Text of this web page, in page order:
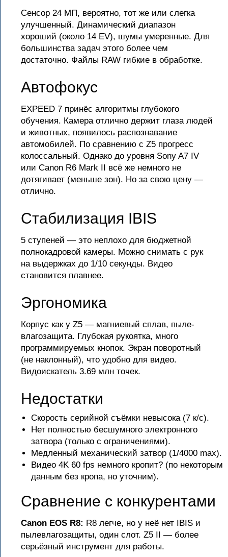
Сенсор 24 МП, вероятно, тот же или слегка
улучшенный. Динамический диапазон
хороший (около 14 EV), шумы умеренные. Для
большинства задач этого более чем
достаточно. Файлы RAW гибкие в обработке.
Автофокус
EXPEED 7 принёс алгоритмы глубокого
обучения. Камера отлично держит глаза людей
и животных, появилось распознавание
автомобилей. По сравнению с Z5 прогресс
колоссальный. Однако до уровня Sony A7 IV
или Canon R6 Mark II всё же немного не
дотягивает (меньше зон). Но за свою цену —
отлично.
Стабилизация IBIS
5 ступеней — это неплохо для бюджетной
полнокадровой камеры. Можно снимать с рук
на выдержках до 1/10 секунды. Видео
становится плавнее.
Эргономика
Корпус как у Z5 — магниевый сплав, пыле-
влагозащита. Глубокая рукоятка, много
программируемых кнопок. Экран поворотный
(не наклонный), что удобно для видео.
Видоискатель 3.69 млн точек.
Недостатки
Скорость серийной съёмки невысока (7 к/с).
Нет полностью бесшумного электронного
затвора (только с ограничениями).
Медленный механический затвор (1/4000 max).
Видео 4K 60 fps немного кропит? (по некоторым
данным без кропа, но уточним).
Сравнение с конкурентами
Canon EOS R8: R8 легче, но у неё нет IBIS и
пылевлагозащиты, один слот. Z5 II — более
серьёзный инструмент для работы.